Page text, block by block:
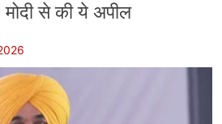
से की ये अपील